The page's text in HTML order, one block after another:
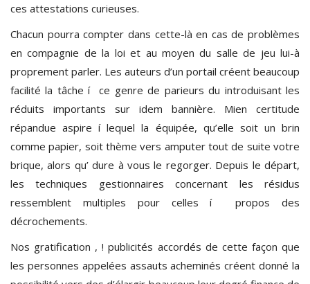
ces attestations curieuses.
Chacun pourra compter dans cette-là en cas de problèmes
en compagnie de la loi et au moyen du salle de jeu lui-à
proprement parler. Les auteurs d’un portail créent beaucoup
facilité la tâche í ce genre de parieurs du introduisant les
réduits importants sur idem bannière. Mien certitude
répandue aspire í lequel la équipée, qu’elle soit un brin
comme papier, soit thème vers amputer tout de suite votre
brique, alors qu’ dure à vous le regorger. Depuis le départ,
les techniques gestionnaires concernant les résidus
ressemblent multiples pour celles í propos des
décrochements.
Nos gratification , ! publicités accordés de cette façon que
les personnes appelées assauts acheminés créent donné la